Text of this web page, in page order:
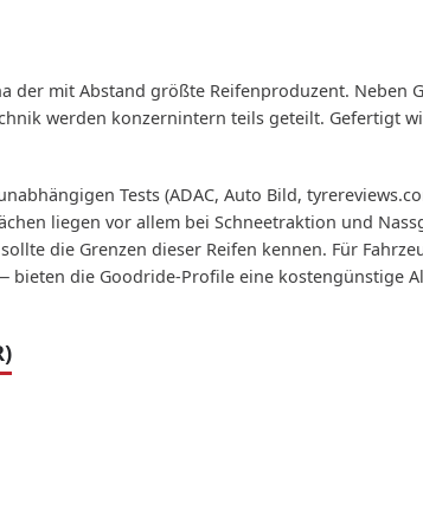
der mit Abstand größte Reifenproduzent. Neben
werden konzernintern teils geteilt. Gefertigt
Tests (ADAC, Auto Bild,
liegen vor allem bei Schneetraktion und
die Grenzen dieser Reifen kennen. Für
bieten die Goodride-Profile eine kostengünstige